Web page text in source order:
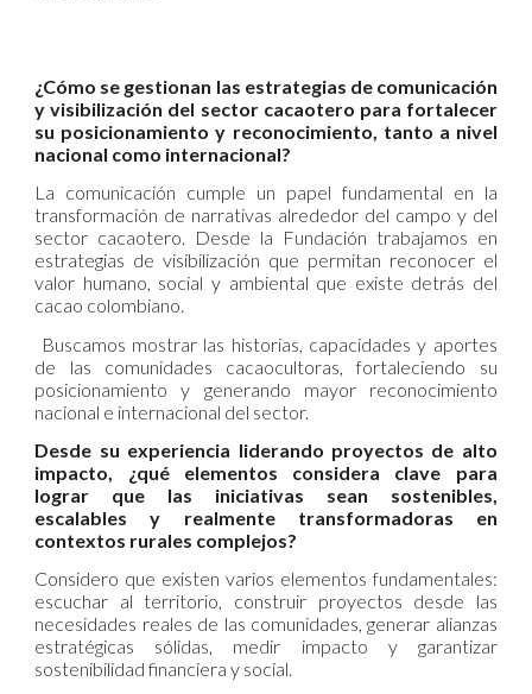
¿Cómo se gestionan las estrategias de comunicación
y visibilización del sector cacaotero para fortalecer
su posicionamiento y reconocimiento, tanto a nivel
nacional como internacional?
La comunicación cumple un papel fundamental en la
transformación de narrativas alrededor del campo y del
sector cacaotero. Desde la Fundación trabajamos en
estrategias de visibilización que permitan reconocer el
valor humano, social y ambiental que existe detrás del
cacao colombiano.
Buscamos mostrar las historias, capacidades y aportes
de las comunidades cacaocultoras, fortaleciendo su
posicionamiento y generando mayor reconocimiento
nacional e internacional del sector.
Desde su experiencia liderando proyectos de alto
impacto, ¿qué elementos considera clave para
lograr que las iniciativas sean sostenibles,
escalables y realmente transformadoras en
contextos rurales complejos?
Considero que existen varios elementos fundamentales:
escuchar al territorio, construir proyectos desde las
necesidades reales de las comunidades, generar alianzas
estratégicas sólidas, medir impacto y garantizar
sostenibilidad financiera y social.